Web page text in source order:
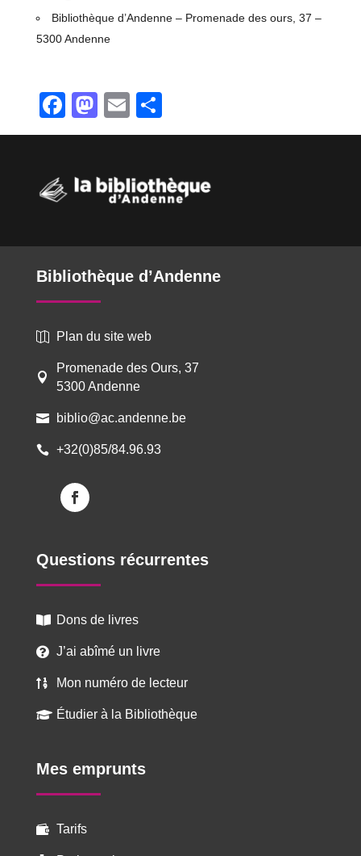
Bibliothèque d’Andenne – Promenade des ours, 37 –
5300 Andenne
Facebook
Mastodon
Email
Bibliothèque d’Andenne
 Plan du site web

Promenade des Ours, 37
5300 Andenne
 biblio@ac.andenne.be
 +32(0)85/84.96.93
Questions récurrentes
 Dons de livres
 J’ai abîmé un livre
 Mon numéro de lecteur
 Étudier à la Bibliothèque
Mes emprunts
 Tarifs